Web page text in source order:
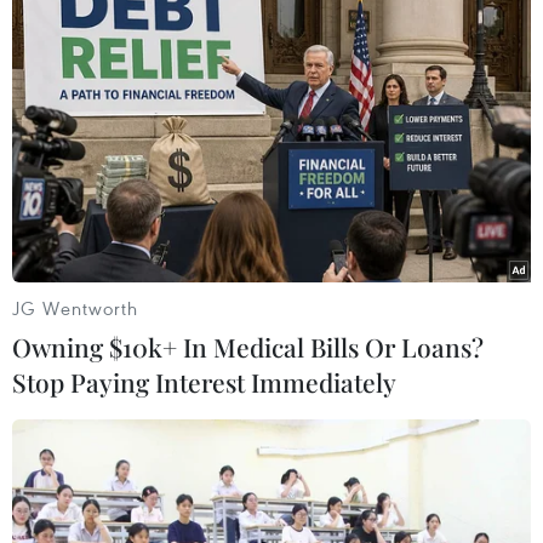
Theo dõi VietnamPlus
TIN LIÊN QUAN
JG Wentworth
Owning $10k+ In Medical Bills Or Loans?
Stop Paying Interest Immediately